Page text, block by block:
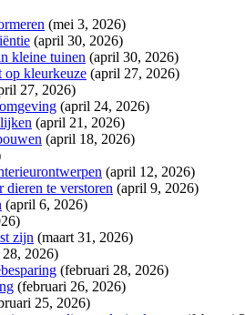
(mei 3, 2026)
(april 30, 2026)
kleine tuinen (april 30, 2026)
op kleurkeuze (april 27, 2026)
27, 2026)
(april 24, 2026)
(april 21, 2026)
(april 18, 2026)
(april 12, 2026)
te verstoren (april 9, 2026)
(april 6, 2026)
zijn (maart 31, 2026)
2026)
(februari 28, 2026)
(februari 26, 2026)
25, 2026)